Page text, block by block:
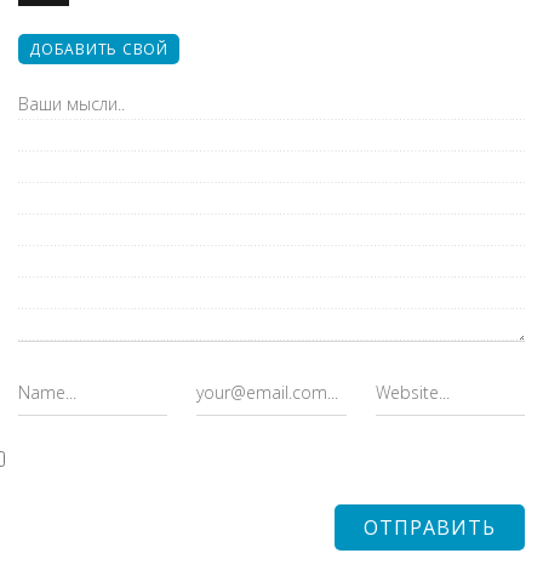
ДОБАВИТЬ СВОЙ